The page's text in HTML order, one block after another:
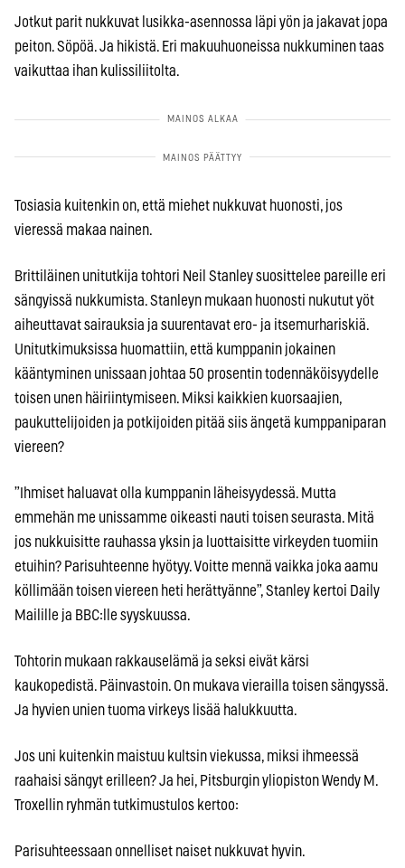
Jotkut parit nukkuvat lusikka-asennossa läpi yön ja jakavat jopa
peiton. Söpöä. Ja hikistä. Eri makuuhuoneissa nukkuminen taas
vaikuttaa ihan kulissiliitolta.
Tosiasia kuitenkin on, että miehet nukkuvat huonosti, jos
vieressä makaa nainen.
Brittiläinen unitutkija tohtori Neil Stanley suosittelee pareille eri
sängyissä nukkumista. Stanleyn mukaan huonosti nukutut yöt
aiheuttavat sairauksia ja suurentavat ero- ja itsemurhariskiä.
Unitutkimuksissa huomattiin, että kumppanin jokainen
kääntyminen unissaan johtaa 50 prosentin todennäköisyydelle
toisen unen häiriintymiseen. Miksi kaikkien kuorsaajien,
paukuttelijoiden ja potkijoiden pitää siis ängetä kumppaniparan
viereen?
”Ihmiset haluavat olla kumppanin läheisyydessä. Mutta
emmehän me unissamme oikeasti nauti toisen seurasta. Mitä
jos nukkuisitte rauhassa yksin ja luottaisitte virkeyden tuomiin
etuihin? Parisuhteenne hyötyy. Voitte mennä vaikka joka aamu
köllimään toisen viereen heti herättyänne”, Stanley kertoi Daily
Mailille ja BBC:lle syyskuussa.
Tohtorin mukaan rakkauselämä ja seksi eivät kärsi
kaukopedistä. Päinvastoin. On mukava vierailla toisen sängyssä.
Ja hyvien unien tuoma virkeys lisää halukkuutta.
Jos uni kuitenkin maistuu kultsin viekussa, miksi ihmeessä
raahaisi sängyt erilleen? Ja hei, Pitsburgin yliopiston Wendy M.
Troxellin ryhmän tutkimustulos kertoo:
Parisuhteessaan onnelliset naiset nukkuvat hyvin.